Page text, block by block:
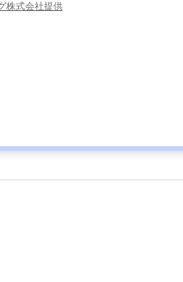
株式会社提供